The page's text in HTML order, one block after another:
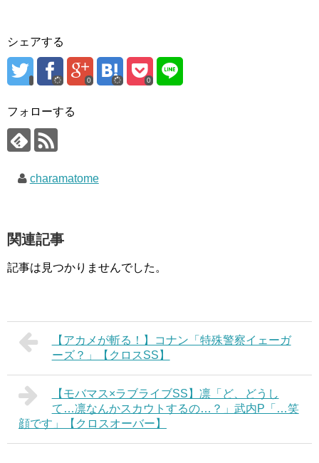
シェアする
0 0
フォローする
charamatome
関連記事
記事は見つかりませんでした。
【アカメが斬る！】コナン「特殊警察イェーガ
ーズ？」【クロスSS】
【モバマス×ラブライブSS】凛「ど、どうし
て…凛なんかスカウトするの…？」武内P「…笑
顔です」【クロスオーバー】